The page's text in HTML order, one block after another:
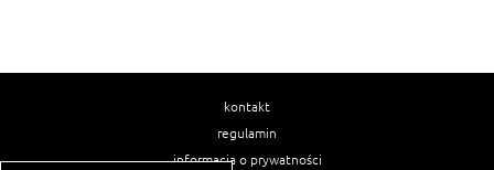
kontakt
regulamin
informacja o prywatności